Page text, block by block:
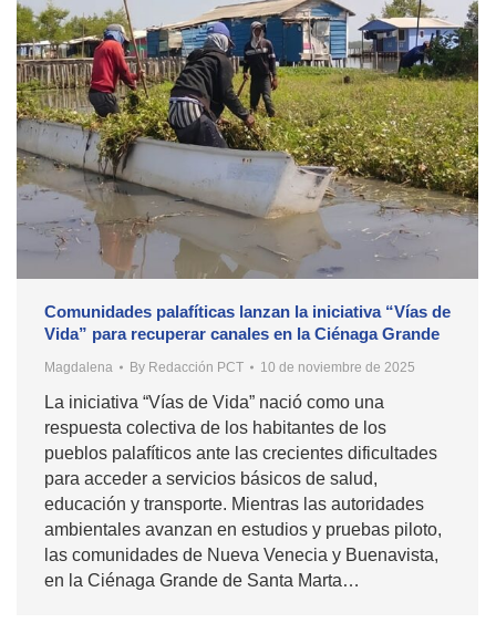
Comunidades palafíticas lanzan la iniciativa “Vías de
Vida” para recuperar canales en la Ciénaga Grande
Magdalena By Redacción PCT 10 de noviembre de 2025
La iniciativa “Vías de Vida” nació como una
respuesta colectiva de los habitantes de los
pueblos palafíticos ante las crecientes dificultades
para acceder a servicios básicos de salud,
educación y transporte. Mientras las autoridades
ambientales avanzan en estudios y pruebas piloto,
las comunidades de Nueva Venecia y Buenavista,
en la Ciénaga Grande de Santa Marta…